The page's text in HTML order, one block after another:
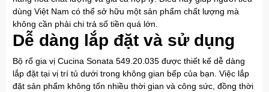
dùng Việt Nam có thể sở hữu một sản phẩm chất lượng mà
không cần phải chi trả số tiền quá lớn.
Dễ dàng lắp đặt và sử dụng
Bộ rổ gia vị Cucina Sonata 549.20.035 được thiết kế dễ dàng
lắp đặt tại vị trí tủ dưới trong không gian bếp của bạn. Việc lắp
đặt sản phẩm không tốn nhiều thời gian và công sức, đồng thời